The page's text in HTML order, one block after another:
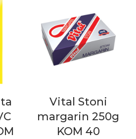
Vital Stoni
margarin 250g
KOM 40